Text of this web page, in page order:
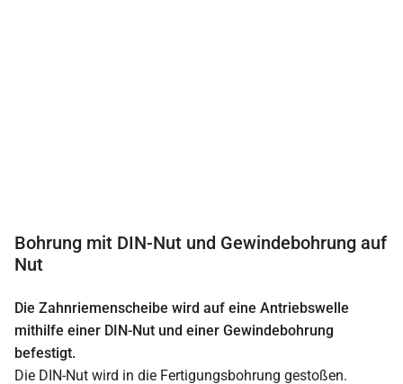
Bohrung mit DIN-Nut und Gewindebohrung auf
Nut
Die Zahnriemenscheibe wird auf eine Antriebswelle
mithilfe einer DIN-Nut und einer Gewindebohrung
befestigt.
Die DIN-Nut wird in die Fertigungsbohrung gestoßen.